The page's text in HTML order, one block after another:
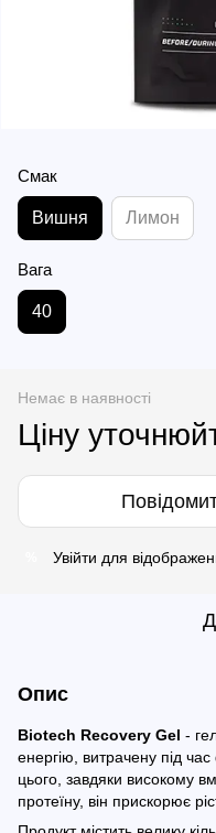
Смак
Вишня Лимон
Вага
40
Немає в наявності
Ціну
Увійти для
Опис
Biotech Recovery Gel -
енергію, витрачену під
цього, завдяки високому
протеїну, він прискорює